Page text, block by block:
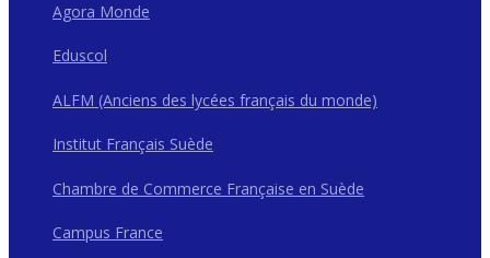
Agora Monde
Eduscol
ALFM (Anciens des lycées français du monde)
Institut Français Suède
Chambre de Commerce Française en Suède
Campus France